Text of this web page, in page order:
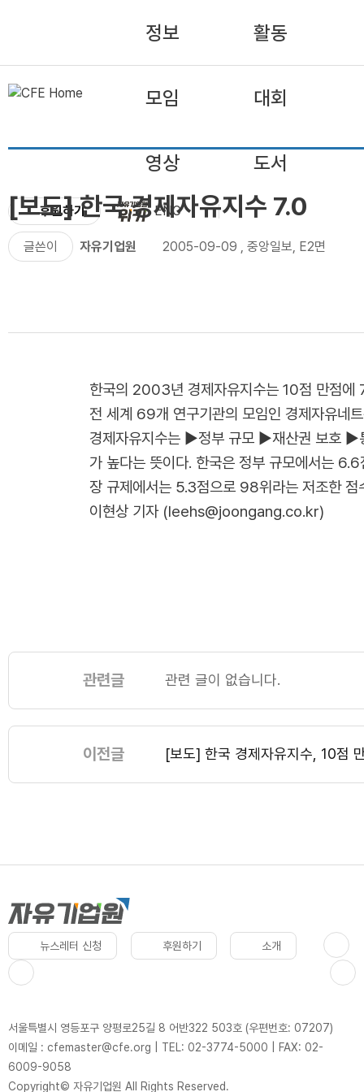
정보 활동
모임 대회
영상 도서
후원하기 ENG
[보도] 한국 경제자유지수 7.0
글쓴이 자유기업원 2005-09-09 , 중앙일보, E2면
한국의 2003년 경제자유지수는 10점 만점에
전 세계 69개 연구기관의 모임인 경제자유
경제자유지수는 ▶정부 규모 ▶재산권 보호 ▶
가 높다는 뜻이다. 한국은 정부 규모에서는
장 규제에서는 5.3점으로 98위라는 저조한 점
이현상 기자 (leehs@joongang.co.kr)
관련글 관련 글이 없습니다.
이전글 [보도] 한국 경제자유지수, 10점
뉴스레터 신청 후원하기 소개
서울특별시 영등포구 양평로25길 8 어반322 503호 (우편번호: 07207)
이메일 : cfemaster@cfe.org
TEL: 02-3774-5000
FAX: 02-
6009-9058
Copyright© 자유기업원 All Rights Reserved.